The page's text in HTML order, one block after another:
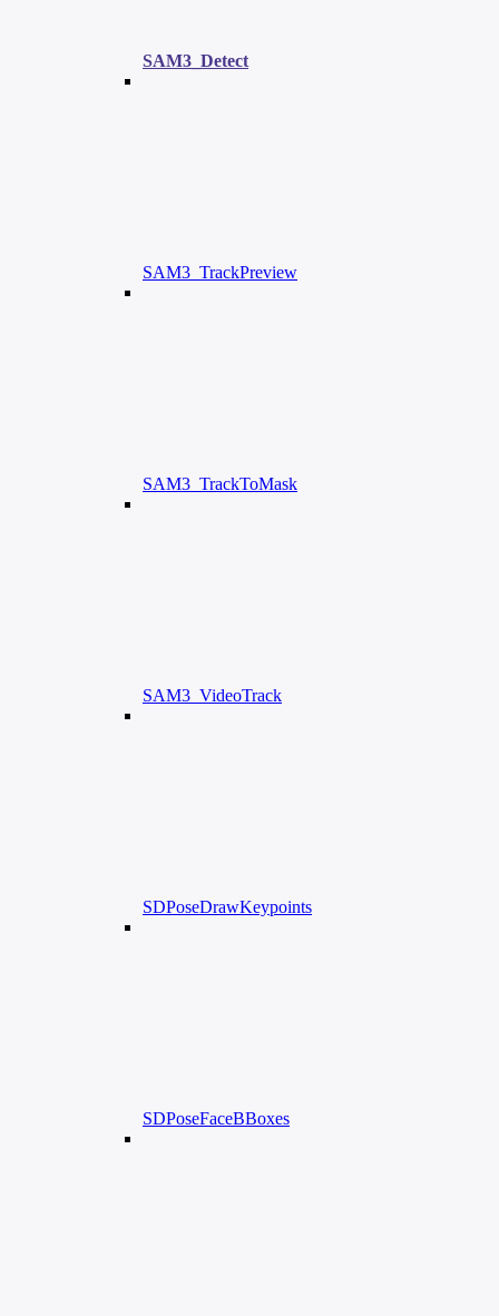
SAM3_Detect
SAM3_TrackPreview
SAM3_TrackToMask
SAM3_VideoTrack
SDPoseDrawKeypoints
SDPoseFaceBBoxes